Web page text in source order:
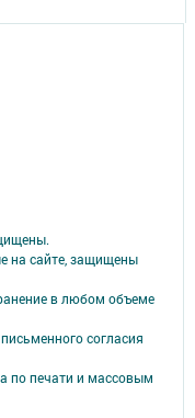
на сайте, защищены
в любом объеме
согласия
по печати и массовым